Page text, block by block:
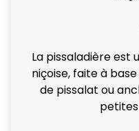
La pissaladière est
niçoise, faite à
de pissalat ou
petites